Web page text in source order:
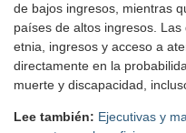
de bajos ingresos, mientras
países de altos ingresos.
etnia, ingresos y acceso a
directamente en la
muerte y discapacidad,
Lee también: Ejecutivas y